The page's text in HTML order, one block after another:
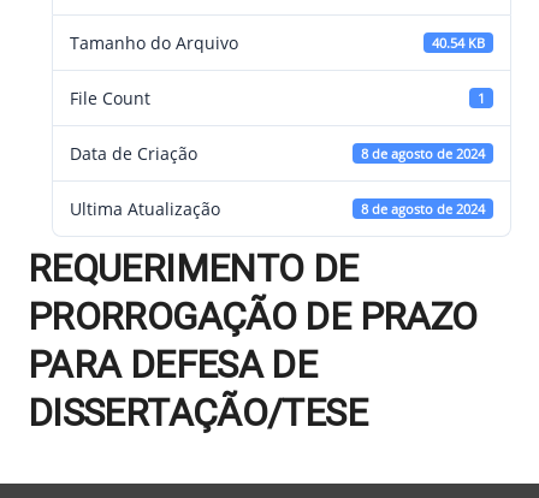
Tamanho do Arquivo 40.54 KB
File Count 1
Data de Criação 8 de agosto de 2024
Ultima Atualização 8 de agosto de 2024
REQUERIMENTO DE
PRORROGAÇÃO DE PRAZO
PARA DEFESA DE
DISSERTAÇÃO/TESE